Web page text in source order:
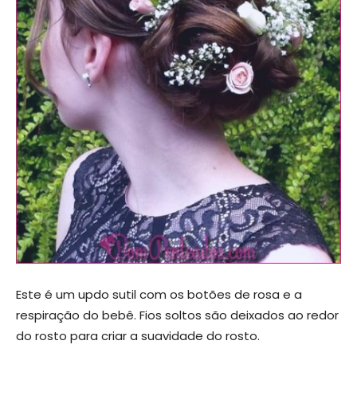
Este é um updo sutil com os botões de rosa e a
respiração do bebê. Fios soltos são deixados ao redor
do rosto para criar a suavidade do rosto.